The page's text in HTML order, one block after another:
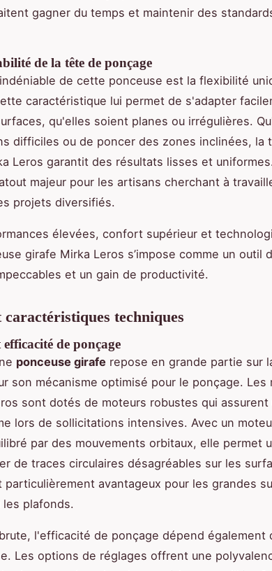
gagner du temps et maintenir des
de la tête de ponçage
de cette ponceuse est la flexibilité
caractéristique lui permet de s'adapter
qu'elles soient planes ou irrégulières.
difficiles ou de poncer des zones inclinées, la
Leros garantit des résultats lisses et
majeur pour les artisans cherchant à
projets diversifiés.
élevées, confort supérieur et
girafe Mirka Leros s’impose comme un outil
et un gain de productivité.
caractéristiques techniques
de ponçage
ponceuse girafe repose en grande partie sur
son mécanisme optimisé pour le ponçage. Les
sont dotés de moteurs robustes qui assurent
lors de sollicitations intensives. Avec un
par des mouvements orbitaux, elle permet
de traces circulaires désagréables sur les
particulièrement avantageux pour les grandes
les plafonds.
l'efficacité de ponçage dépend également
Les options de réglages offrent une